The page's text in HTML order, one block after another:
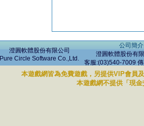
澄圓軟體股份有限公司
Pure Circle Software Co.,Ltd.
公司簡介
澄圓軟體股份有
客服:(03)540-7009
本遊戲網皆為免費遊戲，另提供VIP會員
本遊戲網不提供「現